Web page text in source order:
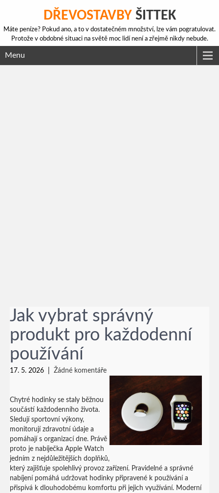
DŘEVOSTAVBY ŠITTEK
Máte peníze? Pokud ano, a to v dostatečném množství, lze vám pogratulovat.
Protože v obdobné situaci na světě moc lidí není a zřejmě nikdy nebude.
Menu
Jak vybrat správný
produkt pro každodenní
používání
17. 5. 2026 Žádné komentáře
Chytré hodinky se staly běžnou
součástí každodenního života.
Sledují sportovní výkony,
monitorují zdravotní údaje a
pomáhají s organizací dne. Právě
proto je nabíječka Apple Watch
jedním z nejdůležitějších doplňků,
který zajišťuje spolehlivý provoz zařízení. Pravidelné a správné
nabíjení pomáhá udržovat hodinky připravené k používání a
přispívá k dlouhodobému komfortu při jejich využívání. Moderní